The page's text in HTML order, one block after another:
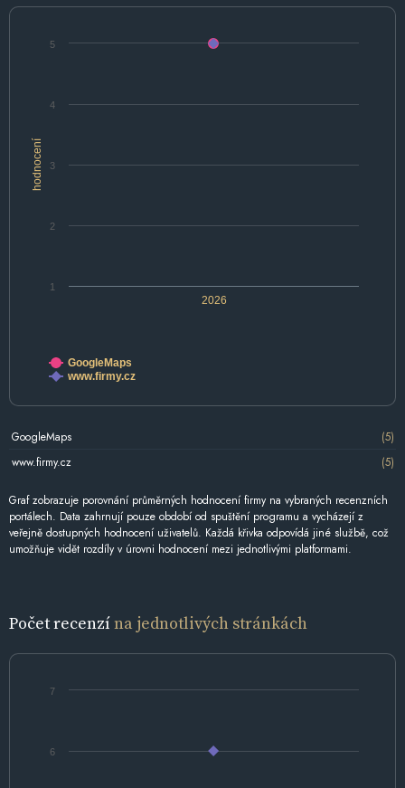
hodnocení
2026
1
2
3
4
5
GoogleMaps
www.firmy.cz
GoogleMaps
(5)
www.firmy.cz
(5)
Graf zobrazuje porovnání průměrných hodnocení firmy na vybraných recenzních
portálech. Data zahrnují pouze období od spuštění programu a vycházejí z
veřejně dostupných hodnocení uživatelů. Každá křivka odpovídá jiné službě, což
umožňuje vidět rozdíly v úrovni hodnocení mezi jednotlivými platformami.
Počet recenzína jednotlivých stránkách
6
7